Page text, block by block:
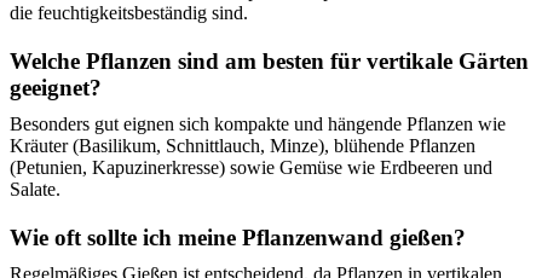
die feuchtigkeitsbeständig sind.
Welche Pflanzen sind am besten für vertikale Gärten
geeignet?
Besonders gut eignen sich kompakte und hängende Pflanzen wie
Kräuter (Basilikum, Schnittlauch, Minze), blühende Pflanzen
(Petunien, Kapuzinerkresse) sowie Gemüse wie Erdbeeren und
Salate.
Wie oft sollte ich meine Pflanzenwand gießen?
Regelmäßiges Gießen ist entscheidend, da Pflanzen in vertikalen